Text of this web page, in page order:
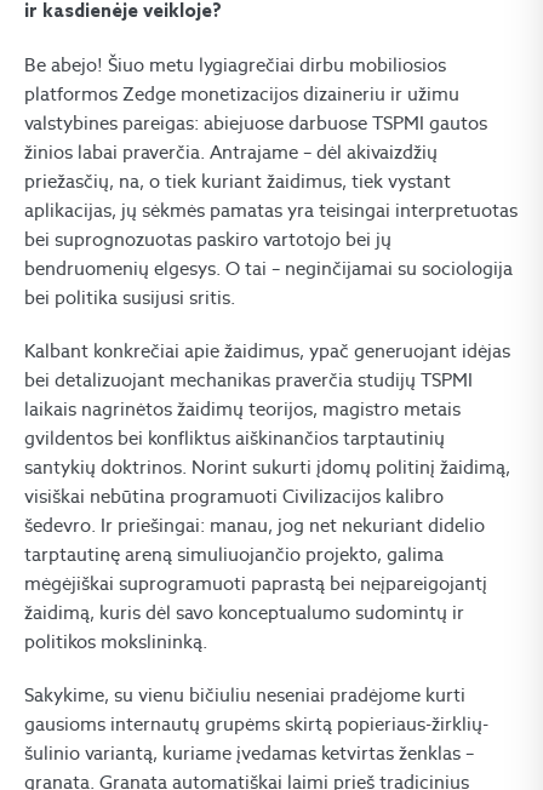
ir kasdienėje veikloje?
Be abejo! Šiuo metu lygiagrečiai dirbu mobiliosios
platformos Zedge monetizacijos dizaineriu ir užimu
valstybines pareigas: abiejuose darbuose TSPMI gautos
žinios labai praverčia. Antrajame – dėl akivaizdžių
priežasčių, na, o tiek kuriant žaidimus, tiek vystant
aplikacijas, jų sėkmės pamatas yra teisingai interpretuotas
bei suprognozuotas paskiro vartotojo bei jų
bendruomenių elgesys. O tai – neginčijamai su sociologija
bei politika susijusi sritis.
Kalbant konkrečiai apie žaidimus, ypač generuojant idėjas
bei detalizuojant mechanikas praverčia studijų TSPMI
laikais nagrinėtos žaidimų teorijos, magistro metais
gvildentos bei konfliktus aiškinančios tarptautinių
santykių doktrinos. Norint sukurti įdomų politinį žaidimą,
visiškai nebūtina programuoti Civilizacijos kalibro
šedevro. Ir priešingai: manau, jog net nekuriant didelio
tarptautinę areną simuliuojančio projekto, galima
mėgėjiškai suprogramuoti paprastą bei neįpareigojantį
žaidimą, kuris dėl savo konceptualumo sudomintų ir
politikos mokslininką.
Sakykime, su vienu bičiuliu neseniai pradėjome kurti
gausioms internautų grupėms skirtą popieriaus-žirklių-
šulinio variantą, kuriame įvedamas ketvirtas ženklas –
granata. Granata automatiškai laimi prieš tradicinius